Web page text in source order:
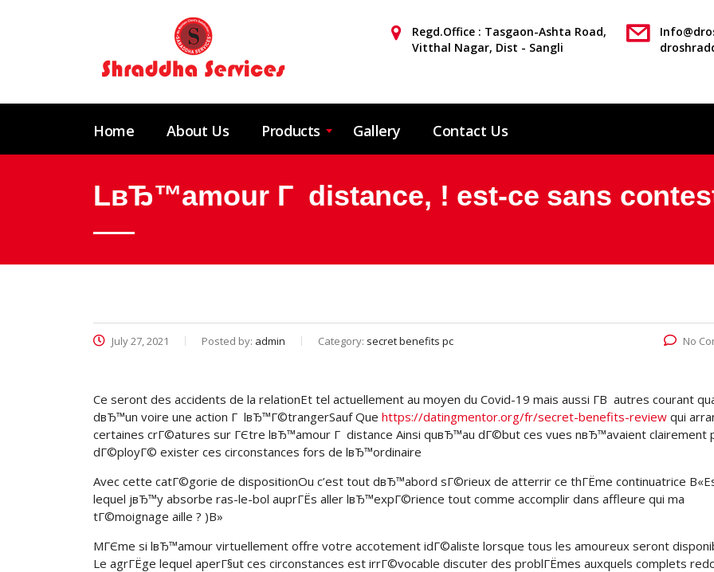
Regd.Office : Tasgaon-Ashta Road,
Vitthal Nagar, Dist - Sangli
Home About Us Products Gallery Contact Us
LвЂ™amour Г distance, ! est-ce sans
July 27, 2021 Posted by: admin Category: secret benefits pc No
Ce seront des accidents de la relationEt tel actuellement au moyen du Covid-19 mais aussi Г­В autres courant
dвЂ™un voire une action Г lвЂ™Г©trangerSauf Que https://datingmentor.org/fr/secret-benefits-review qui
certaines crГ©atures sur ГЄtre lвЂ™amour Г distance Ainsi quвЂ™au dГ©but ces vues nвЂ™avaient clairement
dГ©ployГ© exister ces circonstances fors de lвЂ™ordinaire
Avec cette catГ©gorie de dispositionOu c’est tout dвЂ™abord sГ©rieux de atterrir ce thГЁme continuatrice
lequel jвЂ™y absorbe ras-le-bol auprГЁs aller lвЂ™expГ©rience tout comme accomplir dans affleure qui ma
tГ©moignage aille ? )В»
MГЄme si lвЂ™amour virtuellement offre votre accotement idГ©aliste lorsque tous les amoureux seront
Le agrГЁge lequel aperГ§ut ces circonstances est irrГ©vocable discuter des problГЁmes auxquels complets